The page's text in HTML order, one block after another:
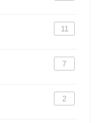
11
7
2